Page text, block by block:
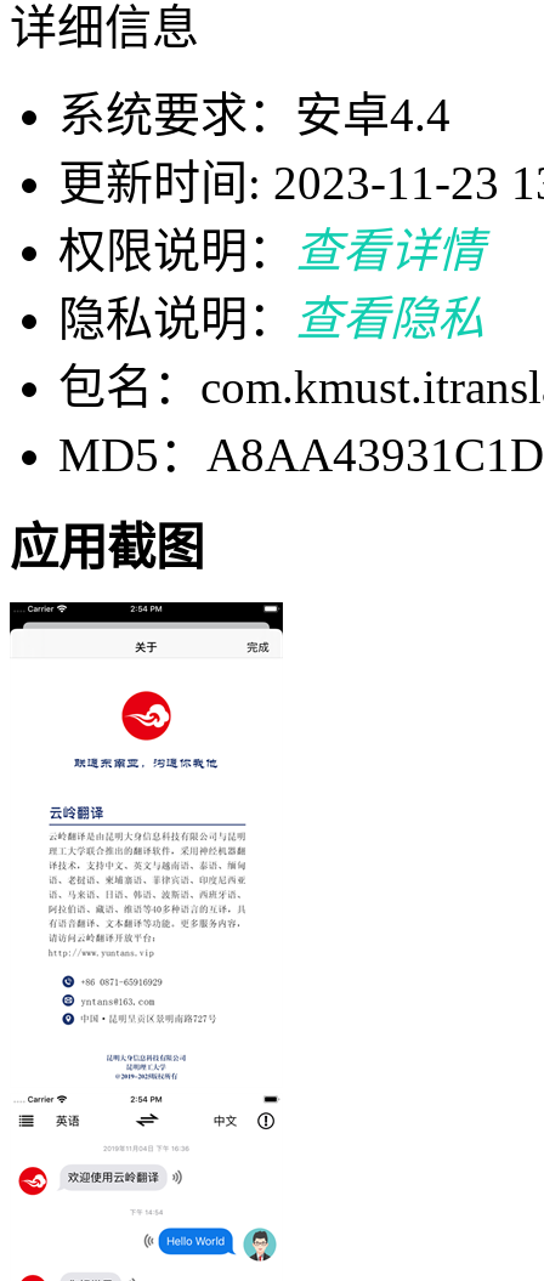
详细信息
系统要求：安卓4.4
更新时间: 2023-11-23
权限说明：
查看详情
隐私说明：
查看隐私
包名：
MD5：
应用截图